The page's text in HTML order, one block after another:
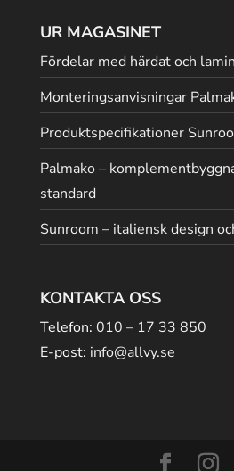
UR MAGASINET
Fördelar med härdat och
Monteringsanvisningar
Produktspecifikationer
Palmako –
standard
Sunroom – italiensk design
KONTAKTA OSS
Telefon: 010 – 17 33 850
E-post: info@allvy.se